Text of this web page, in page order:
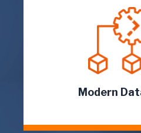
Modern
Simpliﬁcamos y
operación del centro
considerablemente